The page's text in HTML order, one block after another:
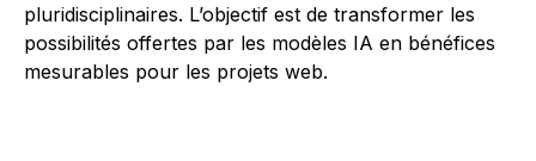
pluridisciplinaires. L’objectif est de transformer les
possibilités offertes par les modèles IA en bénéfices
mesurables pour les projets web.